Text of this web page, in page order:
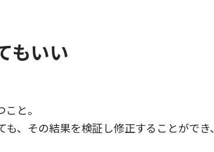
もいい
と。
、その結果を検証し修正することができ、